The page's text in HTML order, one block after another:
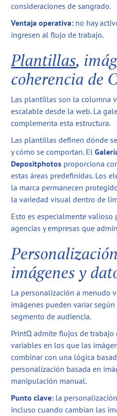
consideraciones de sangrado.
Ventaja operativa: no hay
ingresen al flujo de trabajo.
Plantillas,
coherencia de
Las plantillas son la columna
escalable desde la web. La
complementa esta estructura.
Las plantillas definen dónde
y cómo se comportan. El
Depositphotos proporciona
estas áreas predefinidas. Los
la marca permanecen
la variedad visual dentro de
Esto es especialmente valioso
agencias y empresas que
imágenes y
La personalización a menudo
imágenes pueden variar
segmento de audiencia.
PrintQ admite flujos de
variables en los que las
combinar con una lógica
personalización basada en
manipulación manual.
Punto clave: la
incluso cuando cambian las